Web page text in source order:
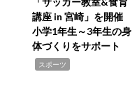
講座 in 宮崎」を開催
小学1年生～3年生の身
体づくりをサポート
スポーツ